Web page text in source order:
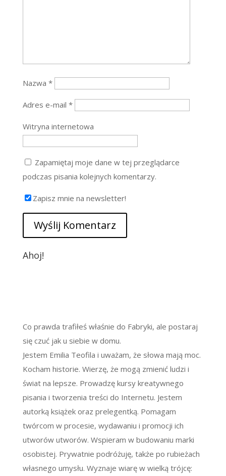
Nazwa *
Adres e-mail *
Witryna internetowa
Zapamiętaj moje dane w tej przeglądarce
podczas pisania kolejnych komentarzy.
Zapisz mnie na newsletter!
Ahoj!
Co prawda trafiłeś właśnie do Fabryki, ale postaraj
się czuć jak u siebie w domu.
Jestem Emilia Teofila i uważam, że słowa mają moc.
Kocham historie. Wierzę, że mogą zmienić ludzi i
świat na lepsze. Prowadzę kursy kreatywnego
pisania i tworzenia treści do Internetu. Jestem
autorką książek oraz prelegentką. Pomagam
twórcom w procesie, wydawaniu i promocji ich
utworów utworów. Wspieram w budowaniu marki
osobistej. Prywatnie podróżuję, także po rubieżach
własnego umysłu. Wyznaje wiarę w wielką trójcę: